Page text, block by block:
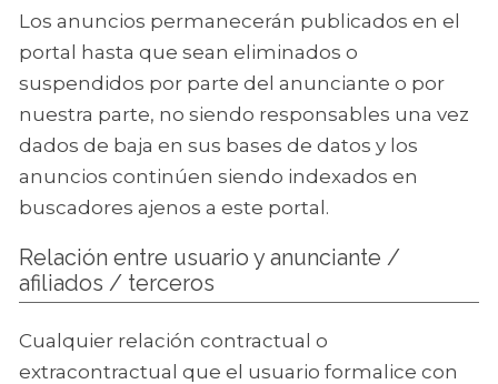
Los anuncios permanecerán publicados en el
portal hasta que sean eliminados o
suspendidos por parte del anunciante o por
nuestra parte, no siendo responsables una vez
dados de baja en sus bases de datos y los
anuncios continúen siendo indexados en
buscadores ajenos a este portal.
Relación entre usuario y anunciante /
afiliados / terceros
Cualquier relación contractual o
extracontractual que el usuario formalice con